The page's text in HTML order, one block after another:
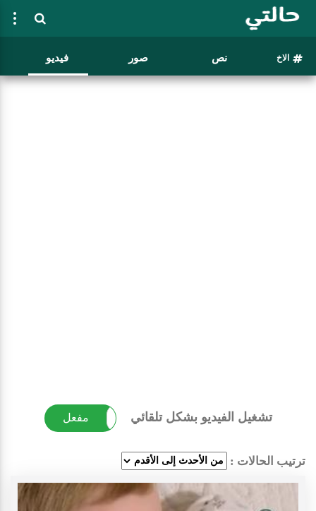
الاخ نص صور فيديو
تشغيل الفيديو بشكل تلقائي مفعل غير مفعل
ترتيب الحالات :